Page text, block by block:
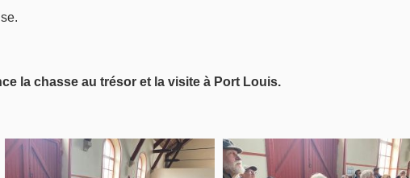
la chasse au trésor et la visite à Port Louis.